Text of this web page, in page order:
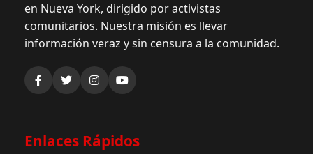
en Nueva York, dirigido por activistas
comunitarios. Nuestra misión es llevar
información veraz y sin censura a la comunidad.
Enlaces Rápidos